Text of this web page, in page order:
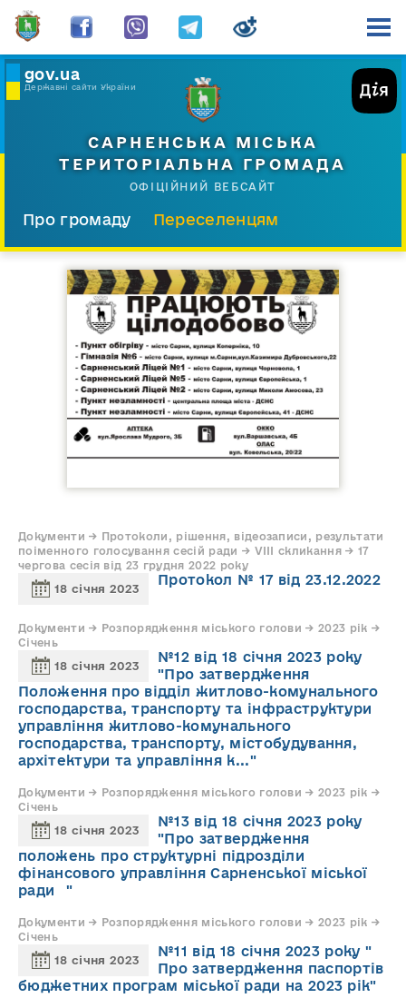
gov.ua
Державні сайти України
САРНЕНСЬКА МІСЬКА
ТЕРИТОРІАЛЬНА ГРОМАДА
ОФІЦІЙНИЙ ВЕБСАЙТ
Про громаду
Переселенцям
Прес-центр
Документи → Протоколи, рішення, відеозаписи, результати
поіменного голосування сесій ради → VIII скликання → 17
чергова сесія від 23 грудня 2022 року
18 січня 2023
Протокол № 17 від 23.12.2022
Документи → Розпорядження міського голови → 2023 рік →
Січень
18 січня 2023
№12 від 18 січня 2023 року
"Про затвердження
Положення про відділ житлово-комунального
господарства, транспорту та інфраструктури
управління житлово-комунального
господарства, транспорту, містобудування,
архітектури та управління к..."
Документи → Розпорядження міського голови → 2023 рік →
Січень
18 січня 2023
№13 від 18 січня 2023 року
"Про затвердження
положень про структурні підрозділи
фінансового управління Сарненської міської
ради "
Документи → Розпорядження міського голови → 2023 рік →
Січень
18 січня 2023
№11 від 18 січня 2023 року "
Про затвердження паспортів
бюджетних програм міської ради на 2023 рік"